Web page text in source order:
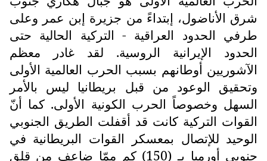
شرق الأناضول، إبتداءً من جزيرة إبن عمر وعلى
طرفي الحدود العراقية - التركية الحالية حتى
الحدود الإيرانية الروسية. لقد غادر معظم
الآشوريين أوطانهم بسبب الحرب العالمية الأولى
وتحقيق الوعود من قبل بريطانيا ليس بالأمر
السهل وخصوصاً الحرب الكونية الأولى. كما أنّ
القوات التركية كانت قد أقفلت الطريق الجنوبي
الوحيد للإتصال بمعسكر القوات البريطانية في
جنوبي أورميا بـ (150) كم ممّا ضاعف من قلق